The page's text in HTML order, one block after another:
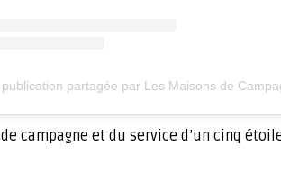
publication partagée par Les Maisons de
campagne et du service d’un cinq